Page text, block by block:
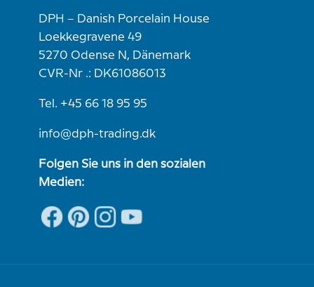
DPH – Danish Porcelain House
Loekkegravene 49
5270 Odense N, Dänemark
CVR-Nr .: DK61086013
Tel. +45 66 18 95 95
info@dph-trading.dk
Folgen Sie uns in den sozialen
Medien: